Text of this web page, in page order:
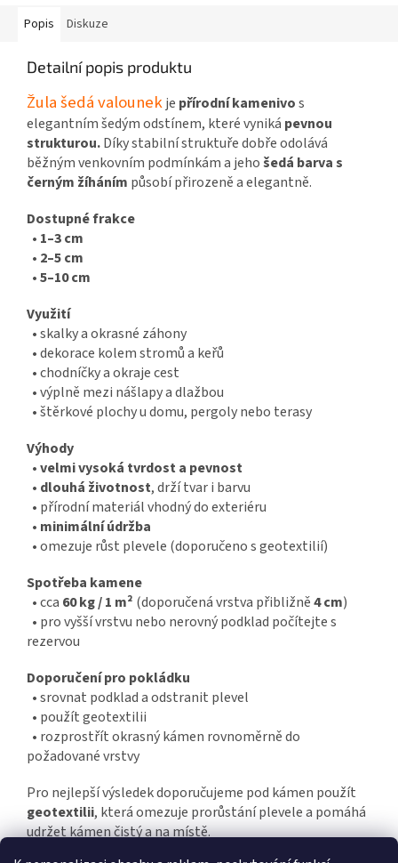
Popis Diskuze
Detailní popis produktu
Žula šedá valounekje přírodní kamenivos
elegantním šedým odstínem, které vyniká pevnou
strukturou.Díky stabilní struktuře dobře odolává
běžným venkovním podmínkám a jehošedá barva s
černým žíháním působí přirozeně a elegantně.
Dostupné frakce
• 1–3 cm
• 2–5 cm
•5–10 cm
Využití
• skalky a okrasné záhony
• dekorace kolem stromů a keřů
• chodníčky a okraje cest
• výplně mezi nášlapy a dlažbou
• štěrkové plochy u domu, pergoly nebo terasy
Výhody
•velmi vysoká tvrdost a pevnost
• dlouhá životnost, drží tvar i barvu
• přírodní materiál vhodný do exteriéru
• minimální údržba
• omezuje růst plevele (doporučeno s geotextilií)
Spotřeba kamene
• cca 60 kg / 1 m² (doporučená vrstva přibližně4 cm)
• pro vyšší vrstvu nebo nerovný podklad počítejte s
rezervou
Doporučení pro pokládku
• srovnat podklad a odstranit plevel
• použít geotextilii
• rozprostřít okrasný kámen rovnoměrně do
požadované vrstvy
Pro nejlepší výsledek doporučujeme pod kámen použít
geotextilii, která omezuje prorůstání plevele a pomáhá
udržet kámen čistý a na místě.